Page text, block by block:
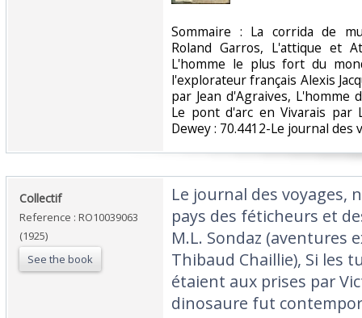
‎Sommaire : La corrida de
Roland Garros, L'attique et
L'homme le plus fort du
l'explorateur français Alexis
par Jean d'Agraives,
Le pont d'arc en Vivarais par
Dewey : 70.4412-Le journal des
‎Collectif‎
Reference : RO10039063
(1925)
See the book
‎Le journal des voyages,
pays des féticheurs et
M.L. Sondaz (aventures
Thibaud Chaillie), Si les
étaient aux prises par
dinosaure fut